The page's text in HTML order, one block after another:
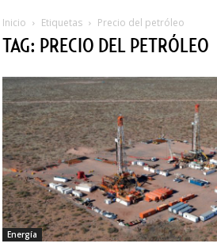
Inicio Etiquetas Precio del petróleo
TAG: PRECIO DEL PETRÓLEO
Energía